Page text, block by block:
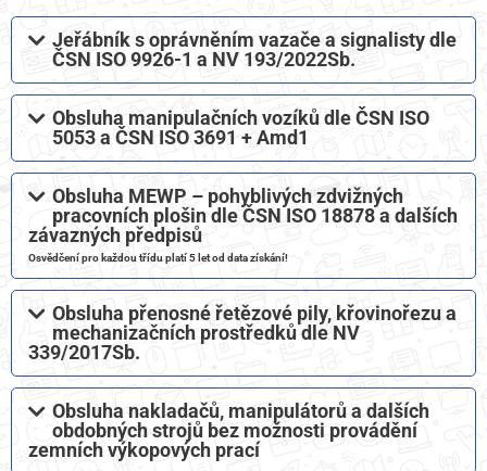
Jeřábník s oprávněním vazače a signalisty dle
ČSN ISO 9926-1 a NV 193/2022Sb.
Obsluha manipulačních vozíků dle ČSN ISO
5053 a ČSN ISO 3691 + Amd1​
Obsluha MEWP – pohyblivých zdvižných
pracovních plošin dle ČSN ISO 18878 a dalších
závazných předpisů​
Osvědčení pro každou třídu platí 5 let od data získání!
Obsluha přenosné řetězové pily, křovinořezu a
mechanizačních prostředků dle NV
339/2017Sb.
Obsluha nakladačů, manipulátorů a dalších
obdobných strojů bez možnosti provádění
zemních výkopových prací